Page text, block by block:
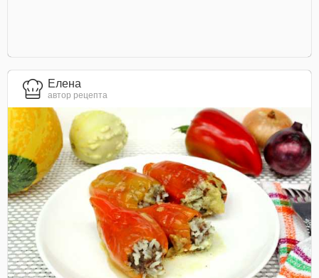
Елена
автор рецепта